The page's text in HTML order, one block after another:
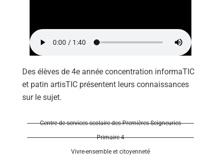
Des élèves de 4e année concentration informaTIC
et patin artisTIC présentent leurs connaissances
sur le sujet.
Centre de services scolaire des Premières-Seigneuries
Primaire 4
Vivre-ensemble et citoyenneté